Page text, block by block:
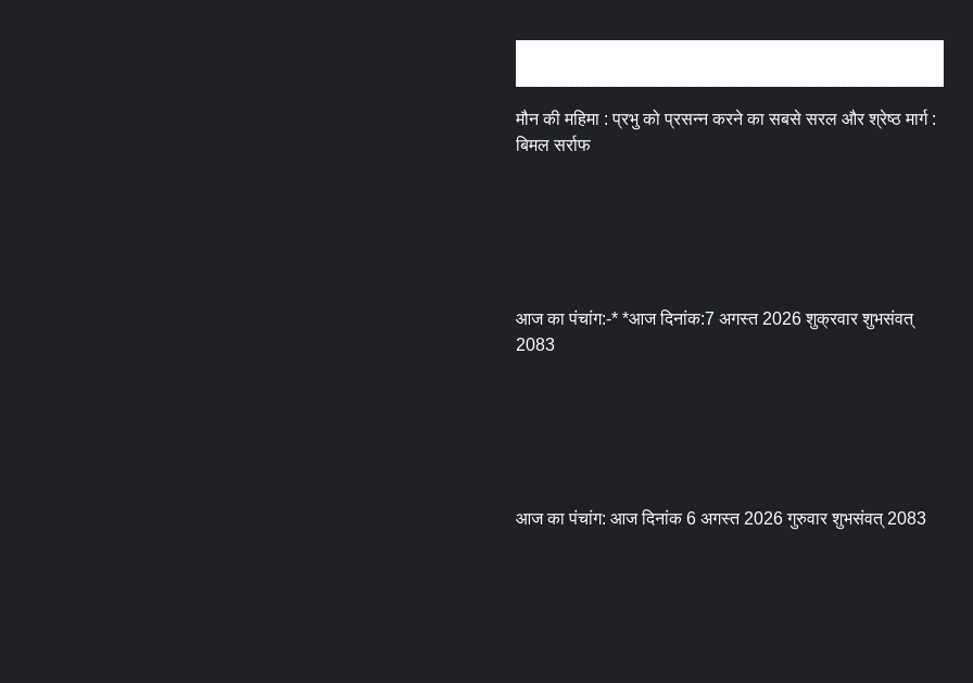
मौन की महिमा : प्रभु को प्रसन्न करने का सबसे सरल और श्रेष्ठ मार्ग :
बिमल सर्राफ
आज का पंचांग:-* *आज दिनांक:7 अगस्त 2026 शुक्रवार शुभसंवत्
2083
आज का पंचांग: आज दिनांक 6 अगस्त 2026 गुरुवार शुभसंवत् 2083